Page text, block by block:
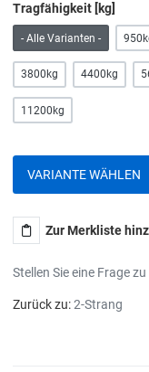
Tragfähigkeit [kg]
- Alle Varianten -
3800kg 4400kg
11200kg
VARIANTE WÄHLEN
Zur Merkliste
Stellen Sie eine Frage
Zurück zu:2-Strang